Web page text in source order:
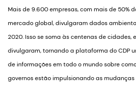
Mais de 9.600 empresas, com mais de 50%
mercado global, divulgaram dados
2020. Isso se soma às centenas de cidades,
divulgaram, tornando a plataforma do CDP
de informações em todo o mundo sobre
governos estão impulsionando as mudanças